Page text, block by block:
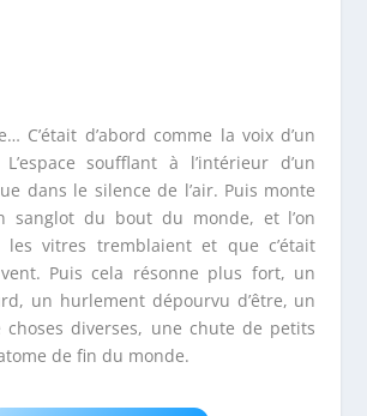
C’était d’abord comme la voix d’un
soufflant à l’intérieur d’un
dans le silence de l’air. Puis monte
sanglot du bout du monde, et l’on
les vitres tremblaient et que c’était
Puis cela résonne plus fort, un
un hurlement dépourvu d’être, un
choses diverses, une chute de petits
de fin du monde.